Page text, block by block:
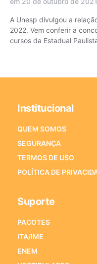
A Unesp divulgou a
2022. Vem conferir a
cursos da Estadual
Institucional
QUEM SOMOS
SEGURANÇA
TERMOS DE USO
POLÍTICA DE
Suporte
PACOTES
ITA/IME
ENEM